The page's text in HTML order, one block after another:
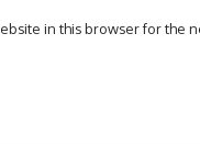
in this browser for the